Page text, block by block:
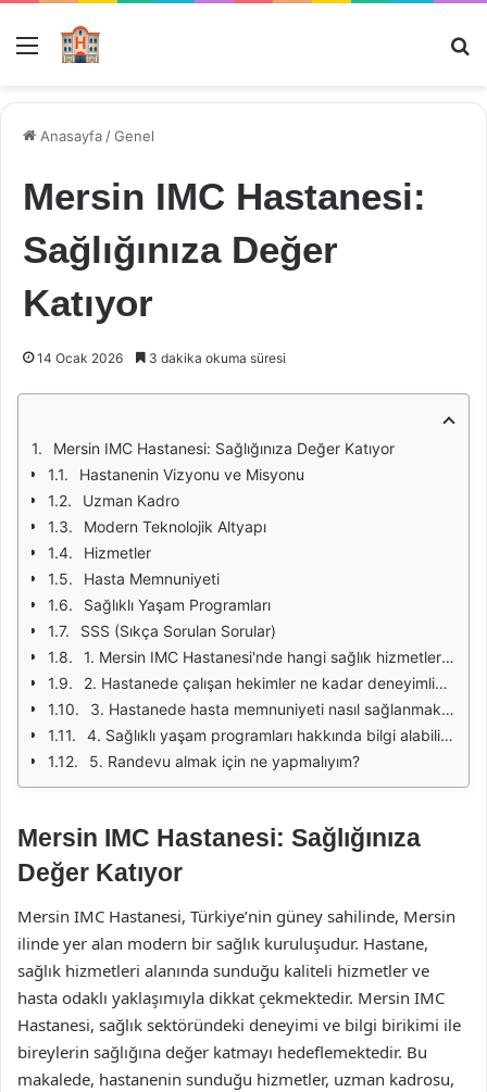
Menü
Anasayfa /Genel
Mersin IMC Hastanesi:
Sağlığınıza Değer
Katıyor
14 Ocak 2026 3 dakika okuma süresi
Mersin IMC Hastanesi: Sağlığınıza Değer Katıyor
Hastanenin Vizyonu ve Misyonu
Uzman Kadro
Modern Teknolojik Altyapı
Hizmetler
Hasta Memnuniyeti
Sağlıklı Yaşam Programları
SSS (Sıkça Sorulan Sorular)
1. Mersin IMC Hastanesi'nde hangi sağlık hizmetleri sunulmaktadır?
2. Hastanede çalışan hekimler ne kadar deneyimlidir?
3. Hastanede hasta memnuniyeti nasıl sağlanmaktadır?
4. Sağlıklı yaşam programları hakkında bilgi alabilir miyim?
5. Randevu almak için ne yapmalıyım?
Mersin IMC Hastanesi: Sağlığınıza
Değer Katıyor
Mersin IMC Hastanesi, Türkiye’nin güney sahilinde, Mersin
ilinde yer alan modern bir sağlık kuruluşudur. Hastane,
sağlık hizmetleri alanında sunduğu kaliteli hizmetler ve
hasta odaklı yaklaşımıyla dikkat çekmektedir. Mersin IMC
Hastanesi, sağlık sektöründeki deneyimi ve bilgi birikimi ile
bireylerin sağlığına değer katmayı hedeflemektedir. Bu
makalede, hastanenin sunduğu hizmetler, uzman kadrosu,